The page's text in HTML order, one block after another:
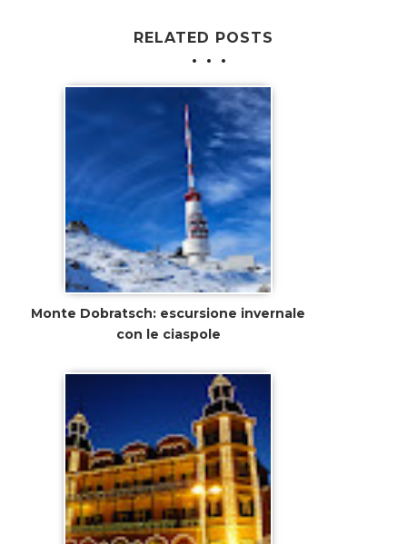
RELATED POSTS
Monte Dobratsch: escursione invernale
con le ciaspole